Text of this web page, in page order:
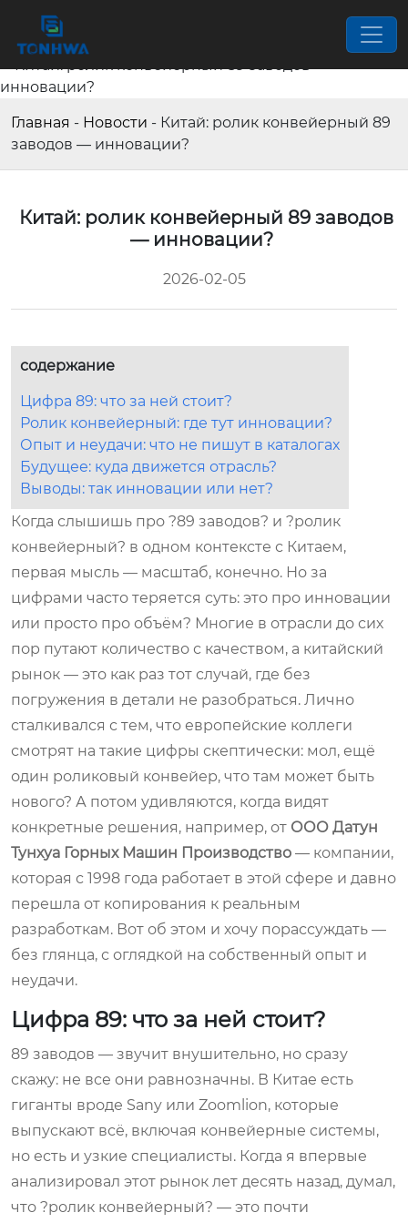
Главная - Новости - Китай: ролик конвейерный 89
заводов — инновации?
Китай: ролик конвейерный 89 заводов
— инновации?
2026-02-05
содержание
Цифра 89: что за ней стоит?
Ролик конвейерный: где тут инновации?
Опыт и неудачи: что не пишут в каталогах
Будущее: куда движется отрасль?
Выводы: так инновации или нет?
Когда слышишь про ?89 заводов? и ?ролик
конвейерный? в одном контексте с Китаем,
первая мысль — масштаб, конечно. Но за
цифрами часто теряется суть: это про инновации
или просто про объём? Многие в отрасли до сих
пор путают количество с качеством, а китайский
рынок — это как раз тот случай, где без
погружения в детали не разобраться. Лично
сталкивался с тем, что европейские коллеги
смотрят на такие цифры скептически: мол, ещё
один роликовый конвейер, что там может быть
нового? А потом удивляются, когда видят
конкретные решения, например, от ООО Датун
Тунхуа Горных Машин Производство — компании,
которая с 1998 года работает в этой сфере и давно
перешла от копирования к реальным
разработкам. Вот об этом и хочу порассуждать —
без глянца, с оглядкой на собственный опыт и
неудачи.
Цифра 89: что за ней стоит?
89 заводов — звучит внушительно, но сразу
скажу: не все они равнозначны. В Китае есть
гиганты вроде Sany или Zoomlion, которые
выпускают всё, включая конвейерные системы,
но есть и узкие специалисты. Когда я впервые
анализировал этот рынок лет десять назад, думал,
что ?ролик конвейерный? — это почти